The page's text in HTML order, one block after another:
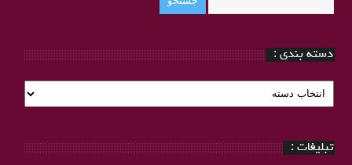
دسته بندی :
دسته
بندی
تبلیغات :